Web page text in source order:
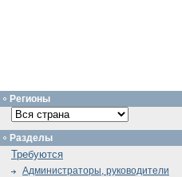
Регионы
Разделы
Требуются
Администраторы, руководители